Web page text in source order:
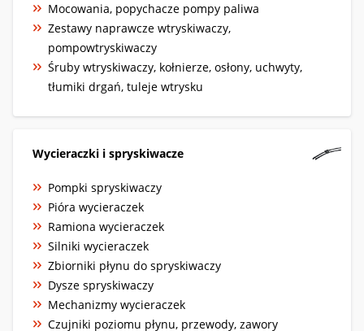
Mocowania, popychacze pompy paliwa
Zestawy naprawcze wtryskiwaczy,
pompowtryskiwaczy
Śruby wtryskiwaczy, kołnierze, osłony, uchwyty,
tłumiki drgań, tuleje wtrysku
Wycieraczki i spryskiwacze
Pompki spryskiwaczy
Pióra wycieraczek
Ramiona wycieraczek
Silniki wycieraczek
Zbiorniki płynu do spryskiwaczy
Dysze spryskiwaczy
Mechanizmy wycieraczek
Czujniki poziomu płynu, przewody, zawory